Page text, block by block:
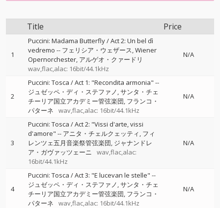
Title Price
1
Puccini: Madama Butterfly / Act 2: Un bel dì
vedremo -- フェリシア・ウェザース Wiener
Opernorchester アルゲオ・クァードリ
wav,flac,alac: 16bit/44.1kHz
N/A
2
Puccini: Tosca / Act 1: "Recondita armonia" --
ジュゼッペ・ディ・ステファノ サンタ・チェ
チーリア国立アカデミー管弦楽団 フランコ・
パターネ
wav,flac,alac: 16bit/44.1kHz
N/A
3
Puccini: Tosca / Act 2: "Vissi d'arte, vissi
d'amore" -- アニタ・チェルクェッティ フィ
レンツェ五月音楽祭管弦楽団 ジャナンドレ
ア・ガヴァッツェーニ
wav,flac,alac:
16bit/44.1kHz
N/A
4
Puccini: Tosca / Act 3: "E lucevan le stelle" --
ジュゼッペ・ディ・ステファノ サンタ・チェ
チーリア国立アカデミー管弦楽団 フランコ・
パターネ
wav,flac,alac: 16bit/44.1kHz
N/A